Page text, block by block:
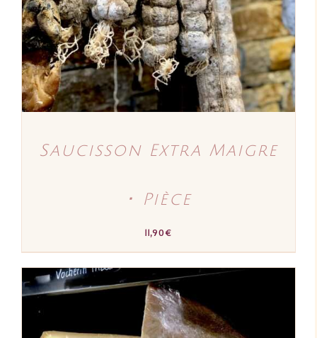
Saucisson Extra Maigre
･ Pièce
11,90€